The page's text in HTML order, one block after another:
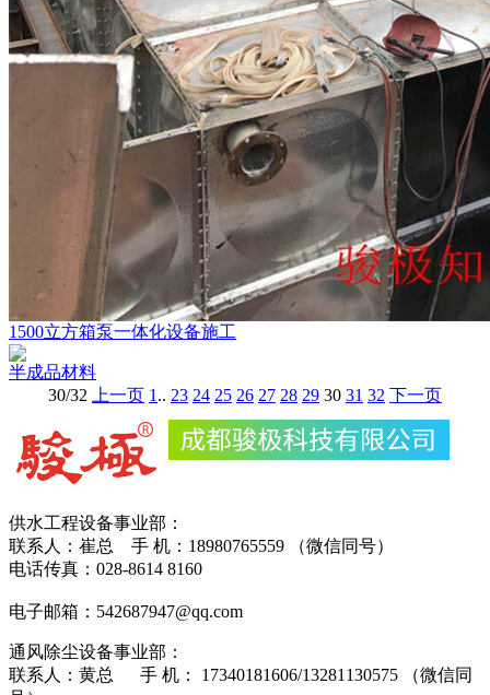
1500立方箱泵一体化设备施工
半成品材料
30/32
上一页 1 .. 23 24 25 26 27 28 29 30 31 32 下一页
供水工程设备事业部：
联系人：崔总 手 机：18980765559 （微信同号）
电话传真：028-8614 8160
电子邮箱：542687947@qq.com
通风除尘设备事业部：
联系人：黄总 手 机： 17340181606/13281130575 （微信同